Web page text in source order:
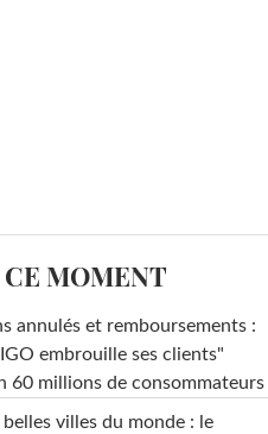
MOMENT
annulés et remboursements :
embrouille ses clients"
60 millions de consommateurs
belles villes du monde : le